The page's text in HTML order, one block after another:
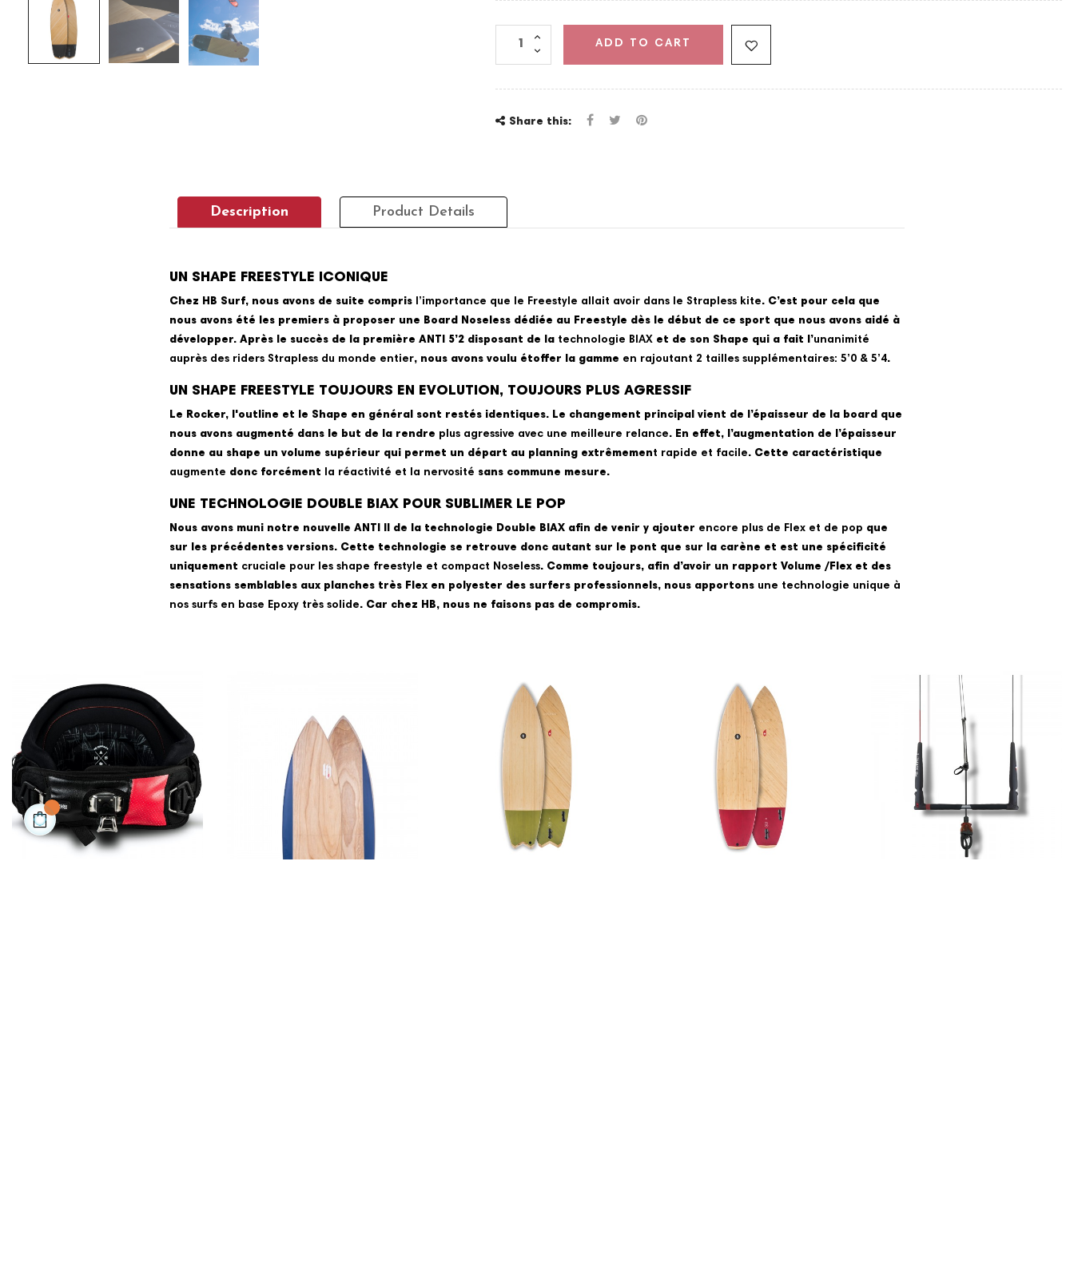
ADD TO CART
Share this:
Description Product Details
UN SHAPE FREESTYLE ICONIQUE
Chez HB Surf, nous avons de suite compris l’importance que le Freestyle allait avoir dans le Strapless kite. C’est pour cela que
nous avons été les premiers à proposer une Board Noseless dédiée au Freestyle dès le début de ce sport que nous avons aidé à
développer. Après le succès de la première ANTI 5’2 disposant de la technologie BIAX et de son Shape qui a fait l’unanimité
auprès des riders Strapless du monde entier, nous avons voulu étoffer la gamme en rajoutant 2 tailles supplémentaires: 5’0 & 5’4.
UN SHAPE FREESTYLE TOUJOURS EN EVOLUTION, TOUJOURS PLUS AGRESSIF
Le Rocker, l'outline et le Shape en général sont restés identiques. Le changement principal vient de l’épaisseur de la board que
nous avons augmenté dans le but de la rendre plus agressive avec une meilleure relance. En effet, l’augmentation de l’épaisseur
donne au shape un volume supérieur qui permet un départ au planning extrêmement rapide et facile. Cette caractéristique
augmente donc forcément la réactivité et la nervosité sans commune mesure.
UNE TECHNOLOGIE DOUBLE BIAX POUR SUBLIMER LE POP
Nous avons muni notre nouvelle ANTI II de la technologie Double BIAX afin de venir y ajouter encore plus de Flex et de pop que
sur les précédentes versions. Cette technologie se retrouve donc autant sur le pont que sur la carène et est une spécificité
uniquement cruciale pour les shape freestyle et compact Noseless. Comme toujours, afin d’avoir un rapport Volume /Flex et des
sensations semblables aux planches très Flex en polyester des surfers professionnels, nous apportons une technologie unique à
nos surfs en base Epoxy très solide. Car chez HB, nous ne faisons pas de compromis.